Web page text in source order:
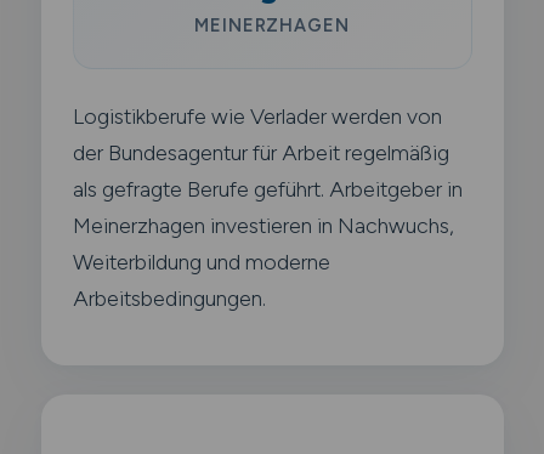
MEINERZHAGEN
Logistikberufe wie Verlader werden von
der Bundesagentur für Arbeit regelmäßig
als gefragte Berufe geführt. Arbeitgeber in
Meinerzhagen investieren in Nachwuchs,
Weiterbildung und moderne
Arbeitsbedingungen.